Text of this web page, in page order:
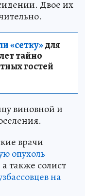
Двое их
«сетку»для
тайно
гостей
виновной и
врачи
опухоль
также солист
на